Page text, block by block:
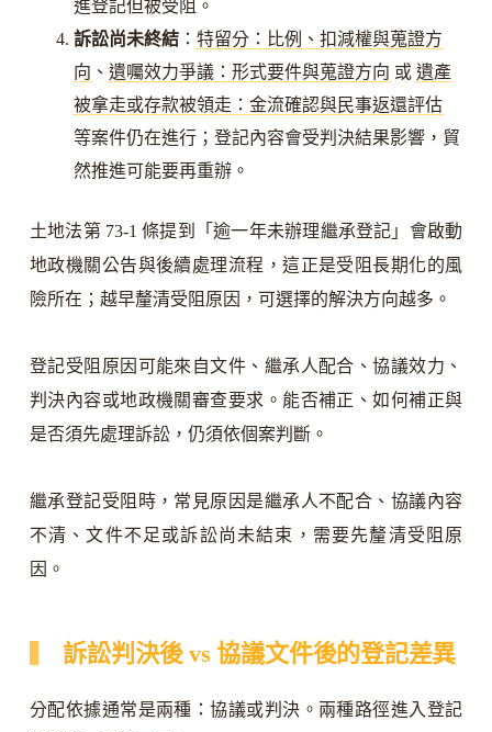
進登記但被受阻。
訴訟尚未終結： 特留分：比例、扣減權與蒐證方
向 、 遺囑效力爭議：形式要件與蒐證方向 或 遺產
被拿走或存款被領走：金流確認與民事返還評估
等案件仍在進行；登記內容會受判決結果影響，貿
然推進可能要再重辦。
土地法第 73-1 條提到「逾一年未辦理繼承登記」會啟動
地政機關公告與後續處理流程，這正是受阻長期化的風
險所在；越早釐清受阻原因，可選擇的解決方向越多。
登記受阻原因可能來自文件、繼承人配合、協議效力、
判決內容或地政機關審查要求。能否補正、如何補正與
是否須先處理訴訟，仍須依個案判斷。
繼承登記受阻時，常見原因是繼承人不配合、協議內容
不清、文件不足或訴訟尚未結束，需要先釐清受阻原
因。
訴訟判決後 vs 協議文件後的登記差異
分配依據通常是兩種：協議或判決。兩種路徑進入登記